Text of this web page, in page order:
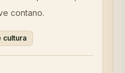
contano.
cultura